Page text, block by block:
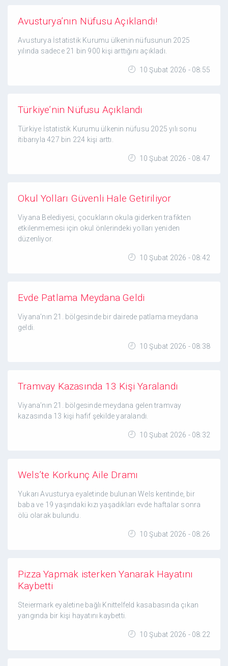
Avusturya’nın Nüfusu Açıklandı!
Avusturya İstatistik Kurumu ülkenin nüfusunun 2025
yılında sadece 21 bin 900 kişi arttığını açıkladı.
10 Şubat 2026 - 08:55
Türkiye’nin Nüfusu Açıklandı
Türkiye İstatistik Kurumu ülkenin nüfusu 2025 yılı sonu
itibarıyla 427 bin 224 kişi arttı.
10 Şubat 2026 - 08:47
Okul Yolları Güvenli Hale Getiriliyor
Viyana Belediyesi, çocukların okula giderken trafikten
etkilenmemesi için okul önlerindeki yolları yeniden
düzenliyor.
10 Şubat 2026 - 08:42
Evde Patlama Meydana Geldi
Viyana’nın 21. bölgesinde bir dairede patlama meydana
geldi.
10 Şubat 2026 - 08:38
Tramvay Kazasında 13 Kişi Yaralandı
Viyana’nın 21. bölgesinde meydana gelen tramvay
kazasında 13 kişi hafif şekilde yaralandı.
10 Şubat 2026 - 08:32
Wels’te Korkunç Aile Dramı
Yukarı Avusturya eyaletinde bulunan Wels kentinde, bir
baba ve 19 yaşındaki kızı yaşadıkları evde haftalar sonra
ölü olarak bulundu.
10 Şubat 2026 - 08:26
Pizza Yapmak isterken Yanarak Hayatını
Kaybetti
Steiermark eyaletine bağlı Knittelfeld kasabasında çıkan
yangında bir kişi hayatını kaybetti.
10 Şubat 2026 - 08:22